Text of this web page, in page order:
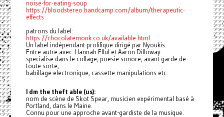
noise-for-eating-soup
https://bloodstereo.bandcamp.com/album/therapeutic-
effects
patrons du label:
https://chocolatemonk.co.uk/available.html
Un label indépendant prolifique dirigé par Nyoukis.
Entre autre avec: Hannah Ellul et Aaron Dilloway.
specialise dans le collage, poesie sonore, avant garde de
toute sorte,
babillage electronique, cassette manipulations etc.
I dm the theft able (us):
nom de scène de Skot Spear, musicien expérimental basé à
Portland, dans le Maine.
Connu pour une approche avant-gardiste de la musique.